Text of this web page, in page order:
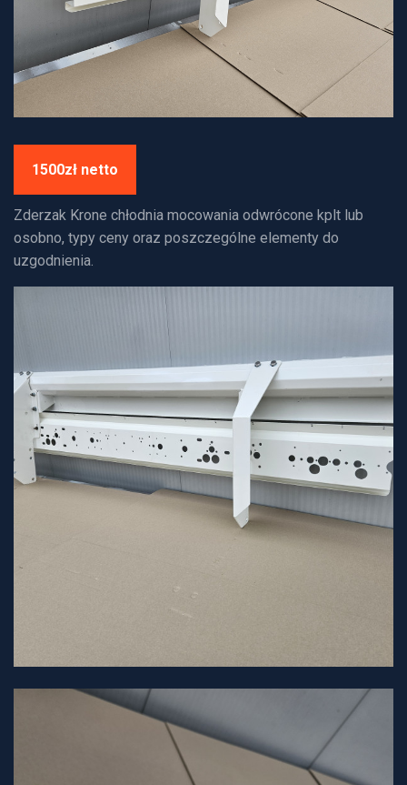
1500zł netto
Zderzak Krone chłodnia mocowania odwrócone kplt lub
osobno, typy ceny oraz poszczególne elementy do
uzgodnienia.